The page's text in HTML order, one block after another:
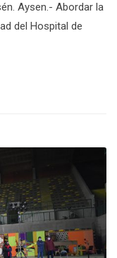
Aysen.- Abordar la
del Hospital de